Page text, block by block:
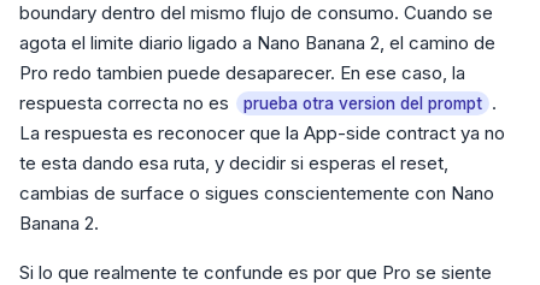
boundary dentro del mismo flujo de consumo. Cuando se
agota el limite diario ligado a Nano Banana 2, el camino de
Pro redo tambien puede desaparecer. En ese caso, la
respuesta correcta no es
prueba otra version del prompt .
La respuesta es reconocer que la App-side contract ya no
te esta dando esa ruta, y decidir si esperas el reset,
cambias de surface o sigues conscientemente con Nano
Banana 2.
Si lo que realmente te confunde es por que Pro se siente